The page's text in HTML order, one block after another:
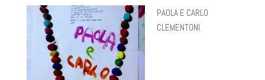
PAOLA E CARLO
CLEMENTONI